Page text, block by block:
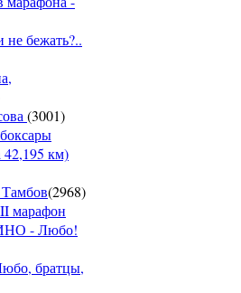
не бежать?..
(3001)
42,195 км)
(2968)
марафон
- Любо!
братцы,